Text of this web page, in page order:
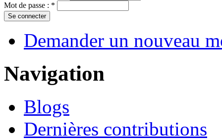
Mot de passe : *
Demander un nouveau
Navigation
Blogs
Dernières contributions